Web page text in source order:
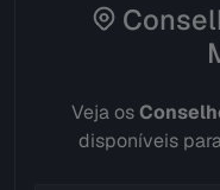
Veja os
disponíveis